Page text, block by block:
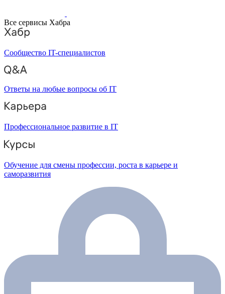
Все сервисы Хабра
Сообщество IT-специалистов
Ответы на любые вопросы об IT
Профессиональное развитие в IT
Обучение для смены профессии, роста в карьере и
саморазвития